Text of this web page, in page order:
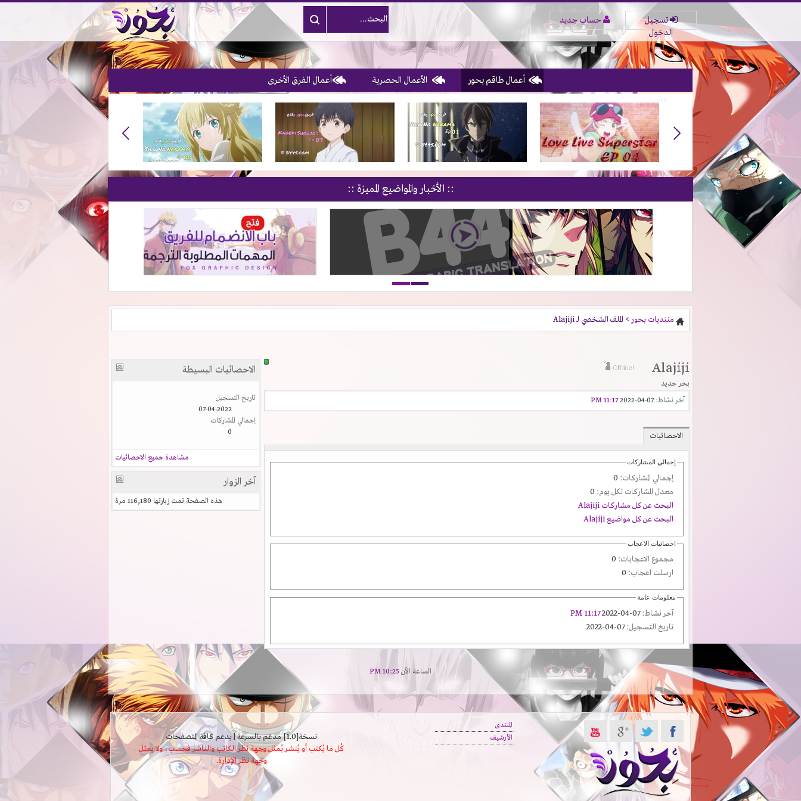
تسجيل
الدخول
حساب جديد
أعمال طاقم بحور الأعمال الحصرية أعمال الفرق الأخرى
1, 2, 3 & 4of 10
:: الأخبار والمواضيع المميزة ::
منتديات بحور > الملف الشخصي لـ Alajiji
Alajiji
بحر جديد
آخر نشاط:07-04-2022
11:17 PM
الاحصائيات
إجمالي المشاركات
إجمالي المشاركات:
معدل المشاركات لكل يوم:
البحث عن كل مشاركات Alajiji
البحث عن كل مواضيع Alajiji
احصائيات الاعجاب
مجموع الاعجابات:
ارسلت اعجاب:
معلومات عامة
آخر نشاط:07-04-2022
11:17 PM
تاريخ التسجيل:07-04-2022
الاحصائيات البسيطة
تاريخ التسجيل
07-04-2022
إجمالي المشاركات
0
مشاهدة جميع الاحصائيات
آخر الزوار
هذه الصفحة تمت زيارتها 116,180 مرة
الساعة الآن 10:25 PM
المنتدى
الأرشيف
نسخة[1.0] مدعَم بالسرعة | يدعم كافة المتصفحات
كُل ما يُكتب أو يُنشر يُمثل وجهة نظر الكاتب والناشر فحسب، ولا يمثل
وجهة نظر الإدارة.